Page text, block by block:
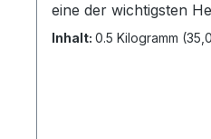
eine der wichtigsten
bestens erforscht.
Inhalt: 0.5 Kilogramm